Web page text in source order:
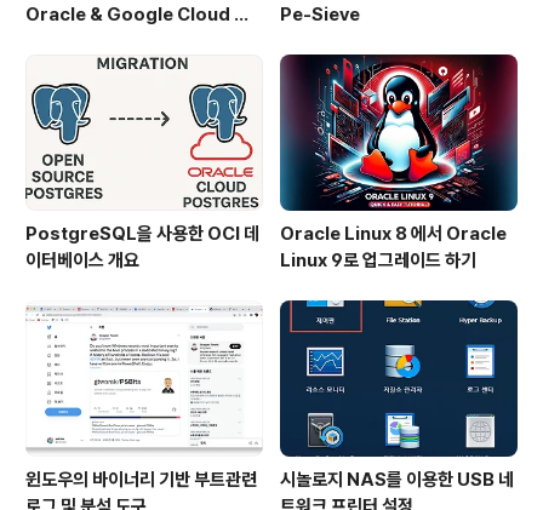
Oracle & Google Cloud 파
Pe-Sieve
PostgreSQL을 사용한 OCI 데
이터베이스 개요
Oracle Linux 8 에서 Oracle
Linux 9로 업그레이드 하기
윈도우의 바이너리 기반 부트관련
시놀로지 NAS를 이용한 USB 네